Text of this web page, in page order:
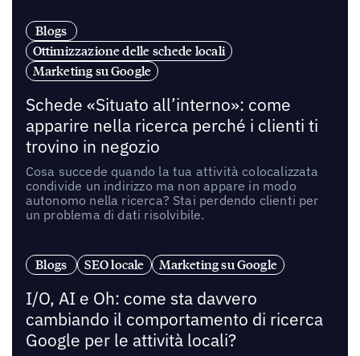
Blogs
Ottimizzazione delle schede locali
Marketing su Google
Schede «Situato all’interno»: come
apparire nella ricerca perché i clienti ti
trovino in negozio
Cosa succede quando la tua attività colocalizzata
condivide un indirizzo ma non appare in modo
autonomo nella ricerca? Stai perdendo clienti per
un problema di dati risolvibile.
Blogs SEO locale Marketing su Google
I/O, AI e Oh: come sta davvero
cambiando il comportamento di ricerca
Google per le attività locali?